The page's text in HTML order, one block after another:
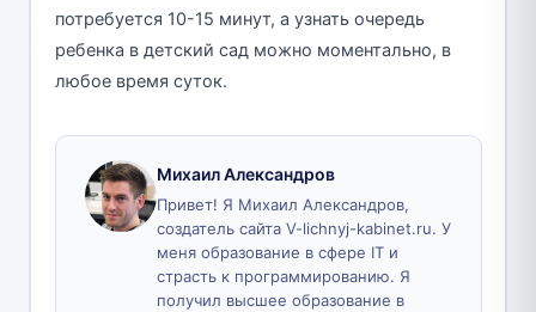
потребуется 10-15 минут, а узнать очередь
ребенка в детский сад можно моментально, в
любое время суток.
Михаил Александров
Привет! Я Михаил Александров,
создатель сайта V-lichnyj-kabinet.ru. У
меня образование в сфере IT и
страсть к программированию. Я
получил высшее образование в